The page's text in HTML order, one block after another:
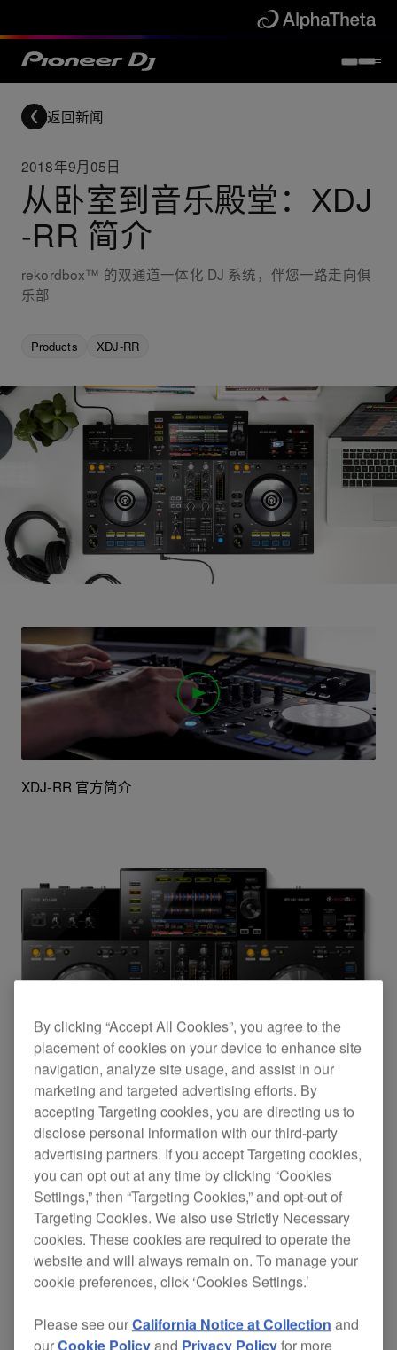
返回新闻
2018年9月05日
从卧室到音乐殿堂：XDJ
-RR 简介
rekordbox™ 的双通道一体化 DJ 系统，伴您一路走向俱
乐部
Products XDJ-RR
XDJ-RR 官方简介
如果您希望寻找一款可伴您从业余的家庭演奏到派
对、酒吧直至专业的俱乐部表演的DJ系统，我们适
DJ 系统就是您的不二之选。该系统延续了我们俱
By clicking “Accept All Cookies”, you agree to the
placement of cookies on your device to enhance site
navigation, analyze site usage, and assist in our
marketing and targeted advertising efforts. By
accepting Targeting cookies, you are directing us to
disclose personal information with our third-party
advertising partners. If you accept Targeting cookies,
you can opt out at any time by clicking “Cookies
Settings,” then “Targeting Cookies,” and opt-out of
Targeting Cookies. We also use Strictly Necessary
cookies. These cookies are required to operate the
website and will always remain on. To manage your
cookie preferences, click ‘Cookies Settings.’
Please see ourCalifornia Notice at Collection and
ourCookie Policyand Privacy Policyfor more